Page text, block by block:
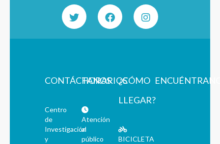
CONTÁCTANOS
Centro
de
Investigación
y
HORARIOS
Atención
al
público
¿CÓMO
LLEGAR?
BICICLETA